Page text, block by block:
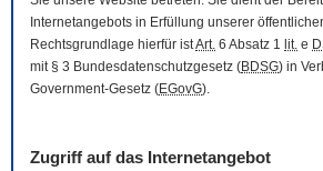
Internetangebots in Erfüllung unserer
Rechtsgrundlage hierfür istArt. 6 Absatz 1 lit. e
mit § 3 Bundesdatenschutzgesetz (BDSG) in
Government-Gesetz (EGovG).
Zugriff auf das Internetangebot